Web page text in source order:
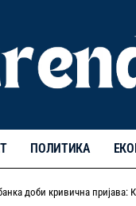
ПОЛИТИКА
доби кривична пријава: